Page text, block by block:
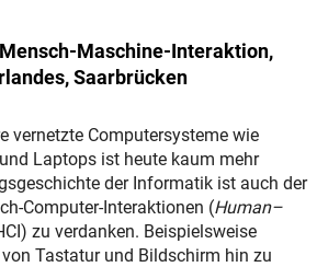
Maschine-Interaktion,
Saarbrücken
vernetzte Computersysteme wie
Laptops ist heute kaum mehr
der Informatik ist auch der
Computer-Interaktionen (Human–
zu verdanken. Beispielsweise
Tastatur und Bildschirm hin zu